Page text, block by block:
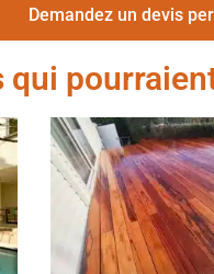
Demandez un devis
qui